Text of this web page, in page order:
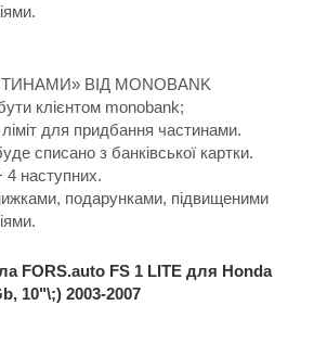
ВІД MONOBANK
клієнтом monobank;
для придбання частинами.
списано з банківської картки.
наступних.
подарунками, підвищеними
FORS.auto FS 1 LITE для Honda
10"\;) 2003-2007